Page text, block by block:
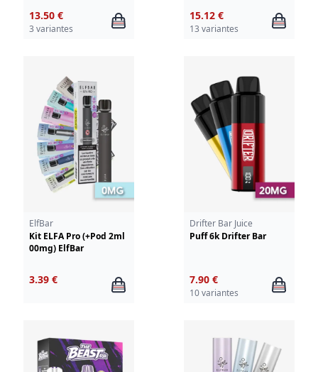
13.50 €
3 variantes
15.12 €
13 variantes
ElfBar
Kit ELFA Pro (+Pod 2ml
00mg) ElfBar
3.39 €
Drifter Bar Juice
Puff 6k Drifter Bar
7.90 €
10 variantes